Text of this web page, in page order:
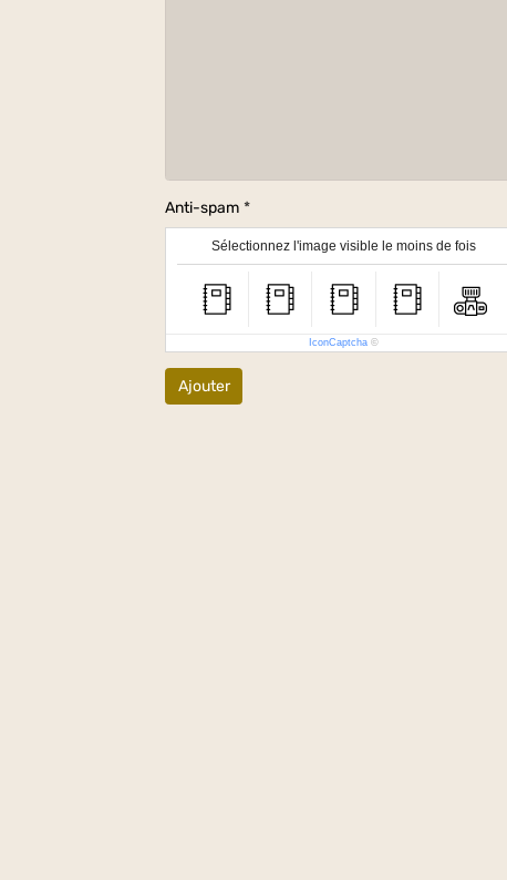
Anti-spam
Sélectionnez l'image visible le moins de fois
IconCaptcha ©
Ajouter